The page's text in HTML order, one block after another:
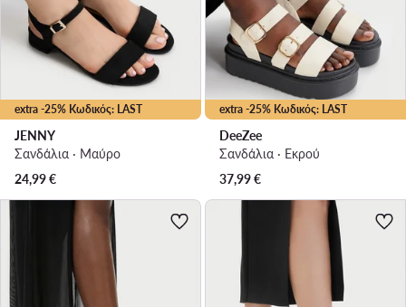
extra -25% Κωδικός: LAST
JENNY
Σανδάλια · Μαύρο
24,99€
extra -25% Κωδικός: LAST
DeeZee
Σανδάλια · Εκρού
37,99€